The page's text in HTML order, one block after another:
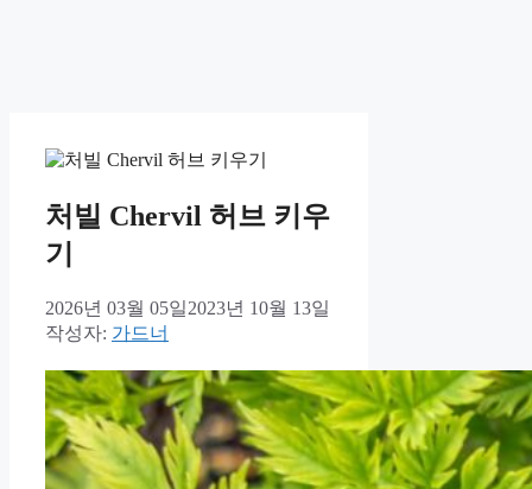
처빌 Chervil 허브 키우
기
2026년 03월 05일2023년 10월 13일
작성자: 가드너